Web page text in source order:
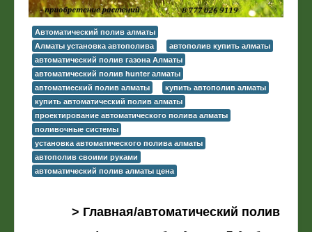
Автоматический полив алматы
Алматы установка автополива
автополив купить алматы
автоматический полив газона Алматы
автоматический полив hunter алматы
автоматиеский полив алматы
купить автополив алматы
купить автоматический полив алматы
проектирование автоматического полива алматы
поливочные системы
установка автоматического полива алматы
автополив своими руками
автоматический полив алматы цена
> Главная/автоматический полив